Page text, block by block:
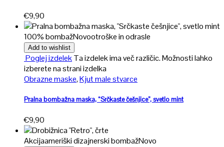
€9,90
100% bombažNovootroške in odrasle
Add to wishlist
Poglej izdelekTa izdelek ima več različic. Možnosti lahko
izberete na strani izdelka
Obrazne maske,Kjut male stvarce
Pralna bombažna maska, “Srčkaste češnjice”, svetlo mint
€9,90
Akcijaameriški dizajnerski bombažNovo